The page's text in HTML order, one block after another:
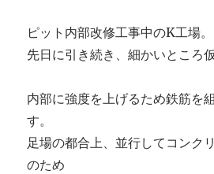
ピット内部改修工事中のK工場。
先日に引き続き、細かいところ
内部に強度を上げるため鉄筋を
す。
足場の都合上、並行してコンク
のため